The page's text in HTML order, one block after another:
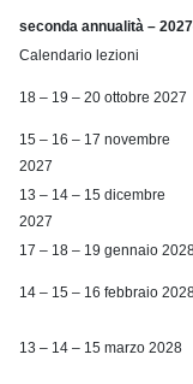
seconda annualità –
Calendario lezioni
18 – 19 – 20 ottobre 2027
15 – 16 – 17 novembre
2027
13 – 14 – 15 dicembre
2027
17 – 18 – 19 gennaio
14 – 15 – 16 febbraio
13 – 14 – 15 marzo 2028